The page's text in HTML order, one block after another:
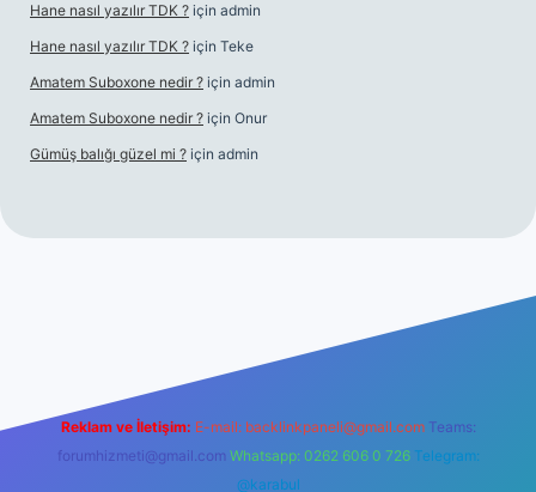
Hane nasıl yazılır TDK ? için admin
Hane nasıl yazılır TDK ? için Teke
Amatem Suboxone nedir ? için admin
Amatem Suboxone nedir ? için Onur
Gümüş balığı güzel mi ? için admin
Reklam ve İletişim: E-mail: backlinkpaneli@gmail.com Teams:
forumhizmeti@gmail.com Whatsapp: 0262 606 0 726 Telegram:
@karabul